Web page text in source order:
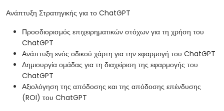
Ανάπτυξη Στρατηγικής για το ChatGPT
Προσδιορισμός επιχειρηματικών στόχων για τη χρήση του
ChatGPT
Ανάπτυξη ενός οδικού χάρτη για την εφαρμογή του ChatGPT
Δημιουργία ομάδας για τη διαχείριση της εφαρμογής του
ChatGPT
Αξιολόγηση της απόδοσης και της απόδοσης επένδυσης
(ROI) του ChatGPT